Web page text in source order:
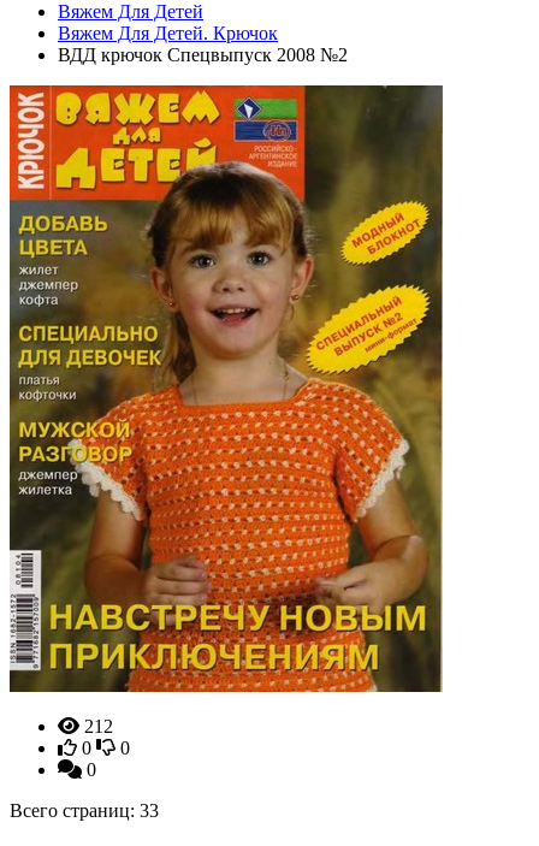
Вяжем Для Детей
Вяжем Для Детей. Крючок
ВДД крючок Спецвыпуск 2008 №2
212
0
0
0
Всего страниц: 33